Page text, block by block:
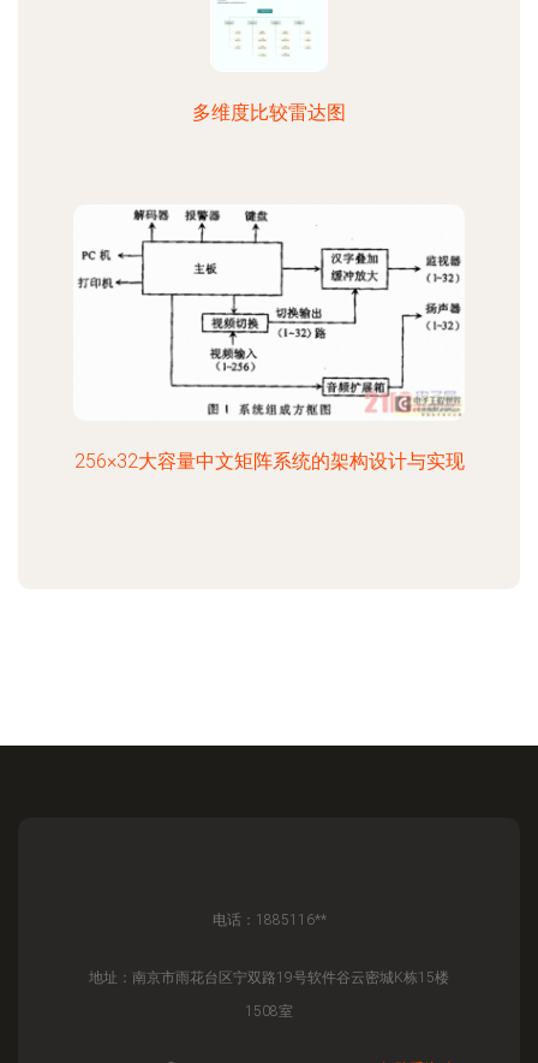
多维度比较雷达图
256×32大容量中文矩阵系统的架构设计与实现
电话：1885116**
地址：南京市雨花台区宁双路19号软件谷云密城K栋15楼
1508室